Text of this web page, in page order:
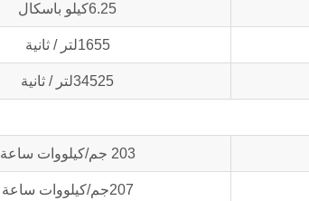
6.25كيلو باسكال
1655لتر / ثانية
34525لتر / ثانية
203 جم/كيلووات ساعة
207جم/كيلووات ساعة